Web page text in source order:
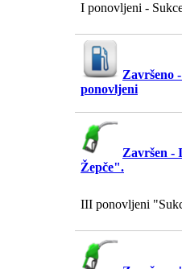
I ponovljeni -
Završeno
ponovljeni
Završen -
Žepče".
III ponovljeni